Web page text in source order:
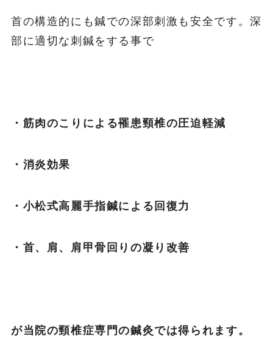
首の構造的にも鍼での深部刺激も安全です。深
部に適切な刺鍼をする事で
・筋肉のこりによる罹患頸椎の圧迫軽減
・消炎効果
・小松式高麗手指鍼による回復力
・首、肩、肩甲骨回りの凝り改善
が当院の頸椎症専門の鍼灸では得られます。